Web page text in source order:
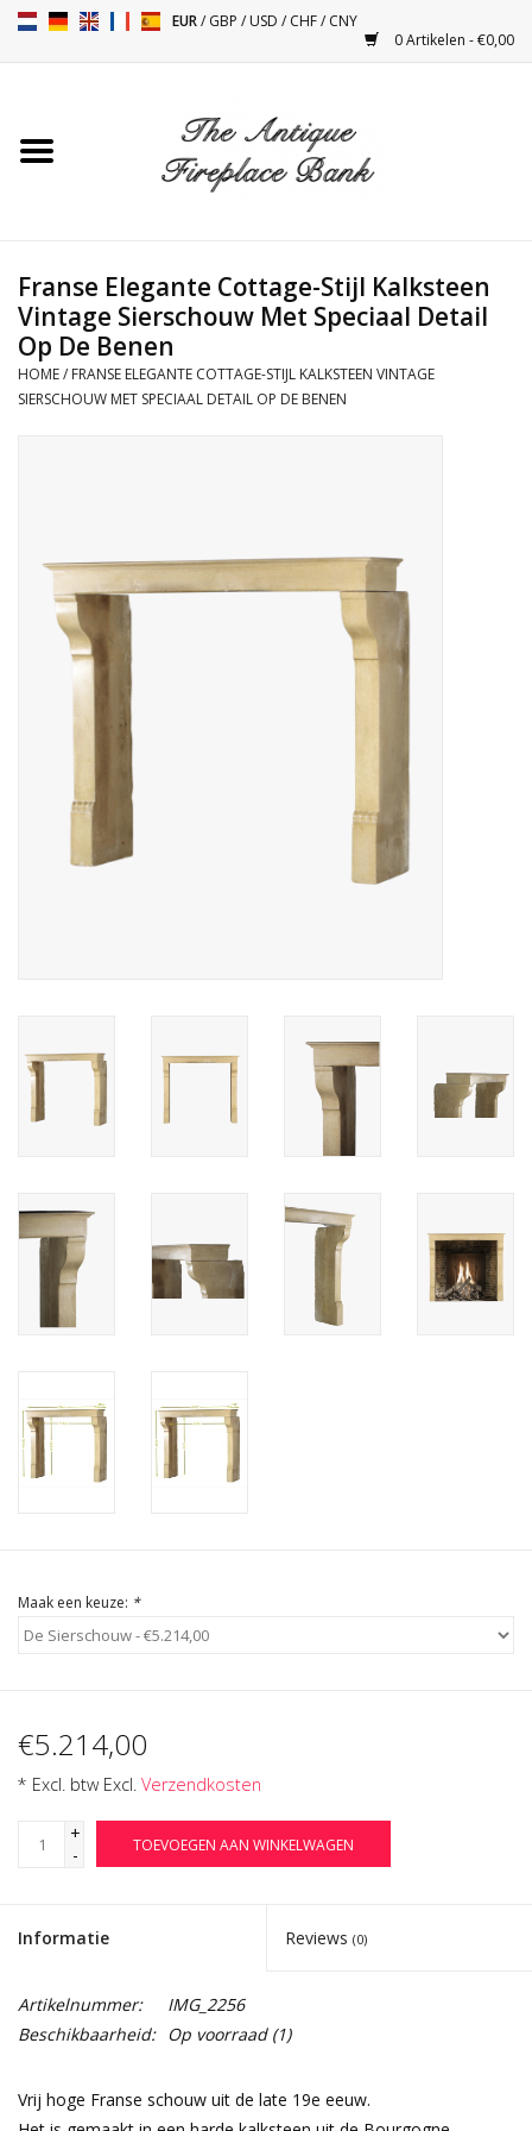
EUR/GBP /USD /CHF/CNY
0 Artikelen - €0,00
Toebehoren
Kacheltjes
Tafels
Decoratieve Outdoor
Objecten
Vloeren - Steen, Terra Cotta
& Marmer
Cadeau Bonnen
Franse Elegante Cottage-Stijl Kalksteen
Vintage Sierschouw Met Speciaal Detail
Op De Benen
HOME/ FRANSE ELEGANTE COTTAGE-STIJL KALKSTEEN VINTAGE
SIERSCHOUW MET SPECIAAL DETAIL OP DE BENEN
Maak een keuze: *
€5.214,00
* Excl. btw Excl. Verzendkosten
+
-
TOEVOEGEN AAN WINKELWAGEN
Informatie Reviews (0)
Artikelnummer:
IMG_2256
Beschikbaarheid: Op voorraad(1)
Vrij hoge Franse schouw uit de late 19e eeuw.